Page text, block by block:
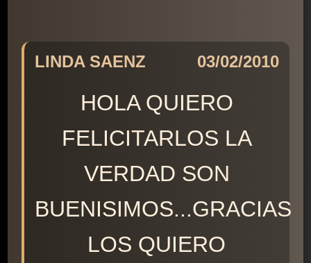
LINDA SAENZ 03/02/2010
HOLA QUIERO
FELICITARLOS LA
VERDAD SON
BUENISIMOS...GRACIAS
LOS QUIERO